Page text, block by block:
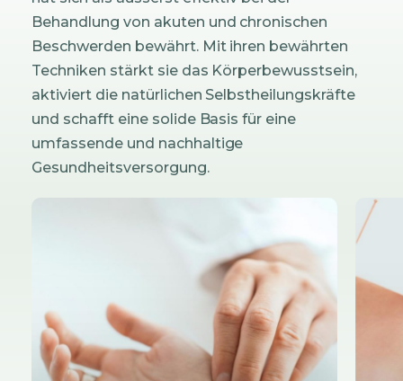
Behandlung von akuten und chronischen
Beschwerden bewährt. Mit ihren bewährten
Techniken stärkt sie das Körperbewusstsein,
aktiviert die natürlichen Selbstheilungskräfte
und schafft eine solide Basis für eine
umfassende und nachhaltige
Gesundheitsversorgung.